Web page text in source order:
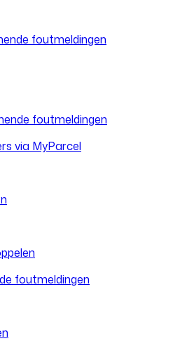
foutmeldingen
foutmeldingen
via MyParcel
foutmeldingen